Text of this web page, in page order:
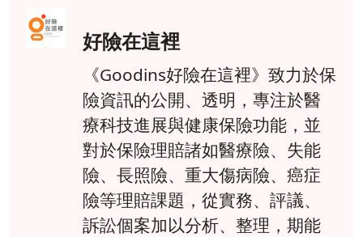
好險在這裡
《Goodins好險在這裡》致力於保
險資訊的公開、透明，專注於醫
療科技進展與健康保險功能，並
對於保險理賠諸如醫療險、失能
險、長照險、重大傷病險、癌症
險等理賠課題，從實務、評議、
訴訟個案加以分析、整理，期能